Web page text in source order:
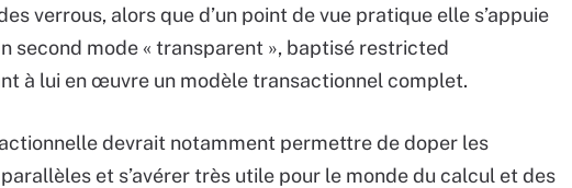
verrous, alors que d’un point de vue pratique elle s’appuie
second mode « transparent », baptisé restricted
à lui en œuvre un modèle transactionnel complet.
devrait notamment permettre de doper les
et s’avérer très utile pour le monde du calcul et des